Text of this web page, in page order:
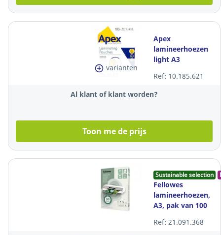
varianten
Apex
lamineerhoezen
light A3
Ref: 10.185.621
Al klant of klant worden?
Toon me de prijs
Sustainable selection
Fellowes
lamineerhoezen,
A3, pak van 100
Ref: 21.091.368